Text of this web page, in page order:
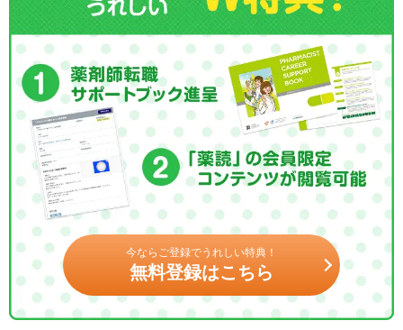
今ならご登録でうれしい特典！
無料登録はこちら